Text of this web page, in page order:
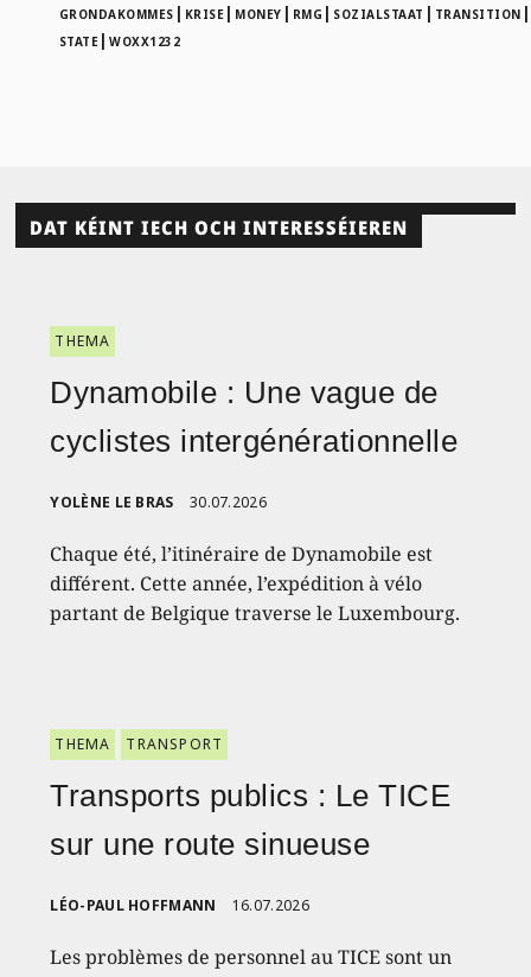
GRONDAKOMMES | KRISE | MONEY | RMG | SOZIALSTAAT | TRANSITION |
STATE |WOXX1232
DAT KÉINT IECH OCH INTERESSÉIEREN
THEMA
Dynamobile : Une vague de
cyclistes intergénérationnelle
YOLÈNE LE BRAS 30.07.2026
Chaque été, l’itinéraire de Dynamobile est
différent. Cette année, l’expédition à vélo
partant de Belgique traverse le Luxembourg.
THEMA TRANSPORT
Transports publics : Le TICE
sur une route sinueuse
LÉO-PAUL HOFFMANN 16.07.2026
Les problèmes de personnel au TICE sont un